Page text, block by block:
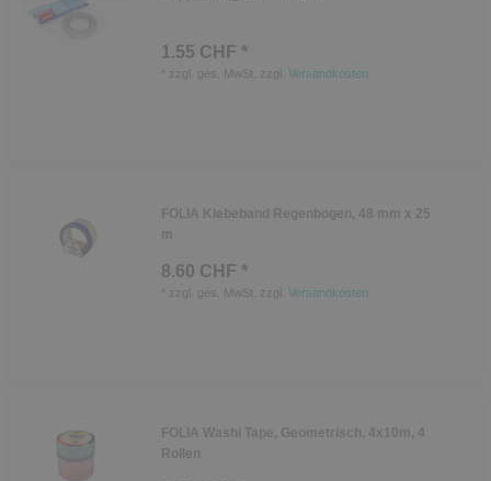
1.55 CHF *
zzgl. ges. MwSt. zzgl. Versandkosten
FOLIA Klebeband Regenbogen, 48 mm x 25
m
8.60 CHF *
zzgl. ges. MwSt. zzgl. Versandkosten
FOLIA Washi Tape, Geometrisch, 4x10m, 4
Rollen